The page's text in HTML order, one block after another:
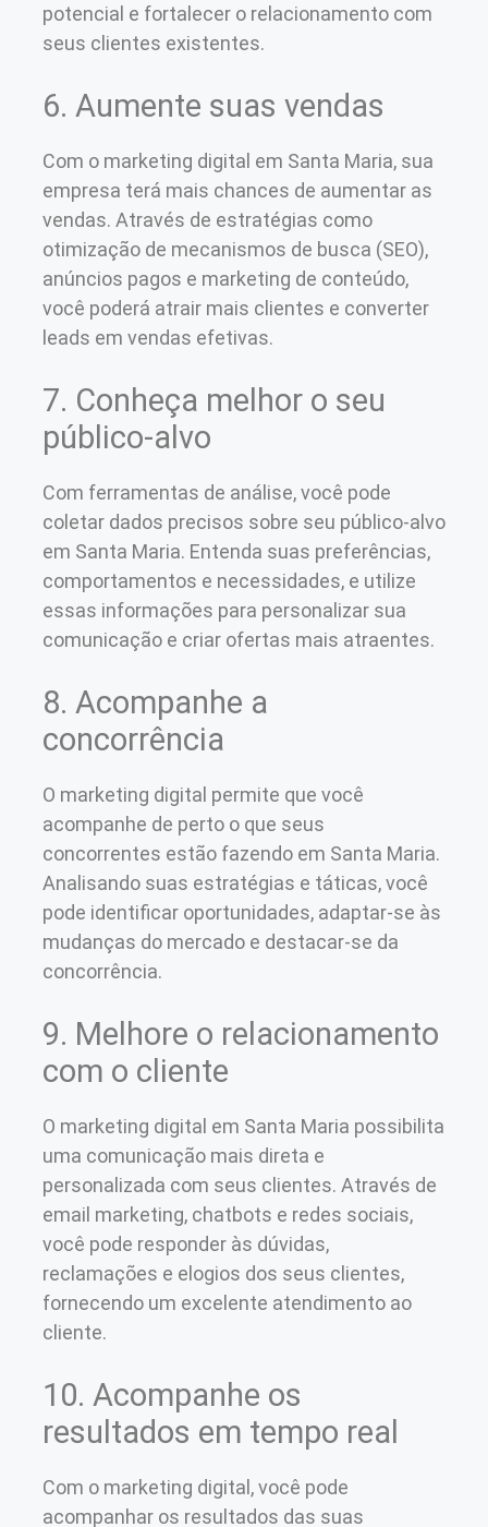
potencial e fortalecer o relacionamento com
seus clientes existentes.
6. Aumente suas vendas
Com o marketing digital em Santa Maria, sua
empresa terá mais chances de aumentar as
vendas. Através de estratégias como
otimização de mecanismos de busca (SEO),
anúncios pagos e marketing de conteúdo,
você poderá atrair mais clientes e converter
leads em vendas efetivas.
7. Conheça melhor o seu
público-alvo
Com ferramentas de análise, você pode
coletar dados precisos sobre seu público-alvo
em Santa Maria. Entenda suas preferências,
comportamentos e necessidades, e utilize
essas informações para personalizar sua
comunicação e criar ofertas mais atraentes.
8. Acompanhe a
concorrência
O marketing digital permite que você
acompanhe de perto o que seus
concorrentes estão fazendo em Santa Maria.
Analisando suas estratégias e táticas, você
pode identificar oportunidades, adaptar-se às
mudanças do mercado e destacar-se da
concorrência.
9. Melhore o relacionamento
com o cliente
O marketing digital em Santa Maria possibilita
uma comunicação mais direta e
personalizada com seus clientes. Através de
email marketing, chatbots e redes sociais,
você pode responder às dúvidas,
reclamações e elogios dos seus clientes,
fornecendo um excelente atendimento ao
cliente.
10. Acompanhe os
resultados em tempo real
Com o marketing digital, você pode
acompanhar os resultados das suas